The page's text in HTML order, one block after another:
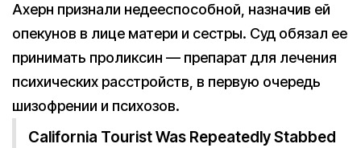
Ахерн признали недееспособной, назначив ей
опекунов в лице матери и сестры. Суд обязал ее
принимать проликсин — препарат для лечения
психических расстройств, в первую очередь
шизофрении и психозов.
California Tourist Was Repeatedly Stabbed